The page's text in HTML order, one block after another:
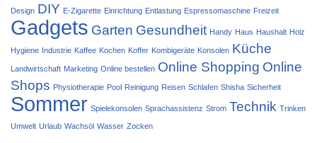
Design DIY E-Zigarette Einrichtung Entlastung Espressomaschine Freizeit
Gadgets Garten Gesundheit Handy Haus Haushalt Holz
Hygiene Industrie Kaffee Kochen Koffer Kombigeräte Konsolen Küche
Landwirtschaft Marketing Online bestellen Online Shopping Online
Shops Physiotherapie Pool Reinigung Reisen Schlafen Shisha Sicherheit
Sommer Spielekonsolen Sprachassistenz Strom Technik Trinken
Umwelt Urlaub Wachsöl Wasser Zocken